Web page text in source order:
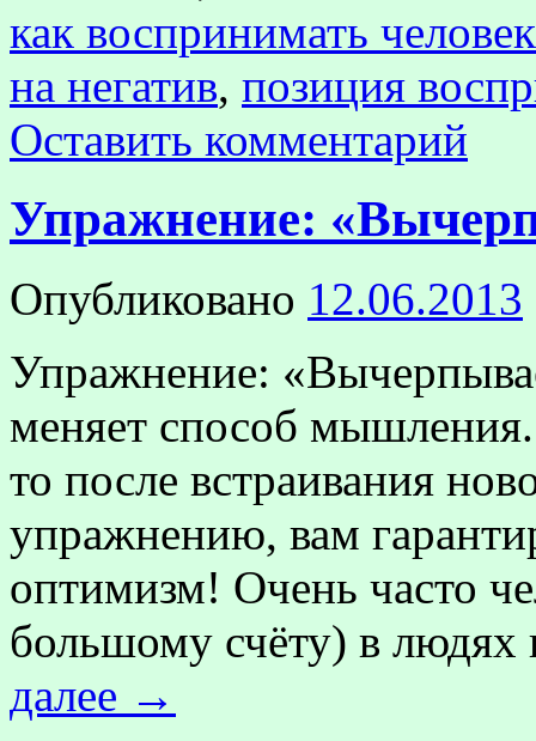
как воспринимать
на негатив, позиция
Оставить комментарий
Упражнение:
Опубликовано 12.06.2013
Упражнение:
меняет способ
то после встраивания
упражнению, вам
оптимизм! Очень часто
большому счёту) в
далее →